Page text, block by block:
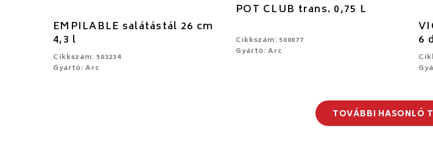
EMPILABLE salátástál 26 cm
4,3 l
Cikkszám: 503234
Gyártó: Arc
POT CLUB trans. 0,75 L
Cikkszám: 500077
Gyártó: Arc
6
TOVÁBBI HASONLÓ